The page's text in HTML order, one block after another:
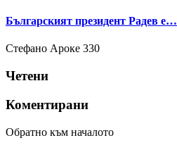
Българският президент Радев е…
Стефано Ароке 330
Четени
Коментирани
Обратно към началото